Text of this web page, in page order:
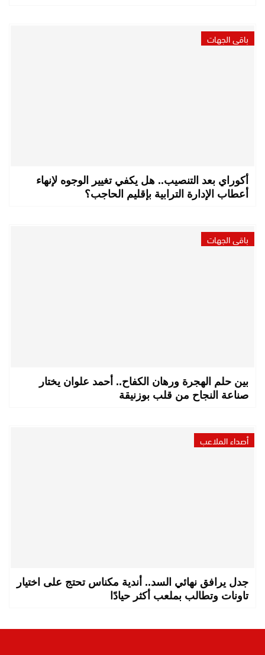
باقي الجهات
أكوراي بعد التنصيب.. هل يكفي تغيير الوجوه لإنهاء
أعطاب الإدارة الترابية بإقليم الحاجب؟
باقي الجهات
بين حلم الهجرة ورهان الكفاح.. أحمد علوان يختار
صناعة النجاح من قلب بوزنيقة
أصداء الملاعب
جدل يرافق نهائي السد.. أندية مكناس تحتج على اختيار
تاونات وتطالب بملعب أكثر حيادًا